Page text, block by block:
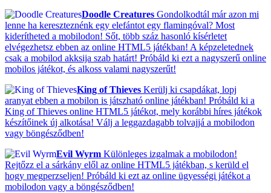
Doodle Creatures Gondolkodtál már azon mi
lenne ha kereszteznénk egy elefántot egy flamingóval? Most
kiderítheted a mobilodon! Sőt, több száz hasonló kísérletet
elvégezhetsz ebben az online HTML5 játékban! A képzeletednek
csak a mobilod akksija szab határt! Próbáld ki ezt a nagyszerű online
mobilos játékot, és alkoss valami nagyszerűt!
King of Thieves Kerülj ki csapdákat, lopj
aranyat ebben a mobilon is játszható online játékban! Próbáld ki a
King of Thieves online HTML5 játékot, mely korábbi híres játékok
készítőinek új alkotása! Válj a leggazdagabb tolvajjá a mobilodon
vagy böngésződben!
Evil Wyrm Különleges izgalmak a mobilodon!
Rejtőzz el a sárkány elől az online HTML5 játékban, s kerüld el
hogy megperzseljen! Próbáld ki ezt az online ügyességi játékot a
mobilodon vagy a böngésződben!